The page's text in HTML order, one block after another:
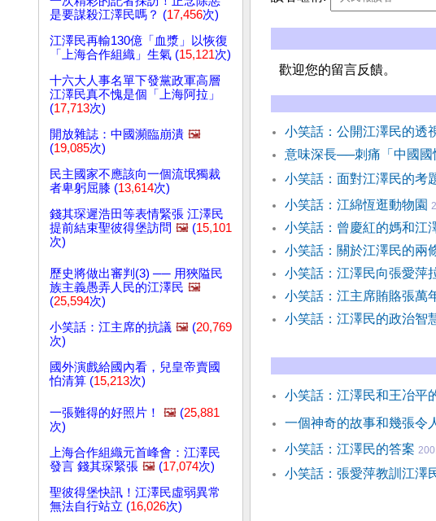
是要謀殺江澤民嗎？ (17,456次)
江澤民再輸130億「血漿」以恢復
「上海合作組織」生氣 (15,121次)
十六大人事名單下發黨政軍高層
江澤民真不愧是個「上海阿拉」
(17,713次)
開放雜誌：中國瀕臨崩潰 🖼️
(19,085次)
民主國家不應該向一個流氓獨裁
者卑躬屈膝 (13,614次)
錢其琛遲浩田等表情緊張 江澤民
提前結束聖彼得堡訪問 🖼️ (15,101
次)
歷史將做出審判(3) ── 用狹隘民
族主義愚弄人民的江澤民 🖼️
(25,594次)
小笑話：江主席的抗議 🖼️ (20,769
次)
國外演戲給國內看，兒皇帝賣國
怕清算 (15,213次)
一張難得的好照片！ 🖼️ (25,881
次)
上海合作組織元首峰會：江澤民
發言 錢其琛緊張 🖼️ (17,074次)
聖彼得堡快訊！江澤民虛弱異常
無法自行站立 (16,026次)
歡迎您的留言反饋。
小笑話：公開江澤民的透
意味深長──刺痛「中國
小笑話：面對江澤民的考
小笑話：江綿恆逛動物園
小笑話：曾慶紅的媽和江
小笑話：關於江澤民的兩
小笑話：江澤民向張愛萍
小笑話：江主席賄賂張萬
小笑話：江澤民的政治智
小笑話：江澤民和王冶平
一個神奇的故事和幾張令
小笑話：江澤民的答案
小笑話：張愛萍教訓江澤